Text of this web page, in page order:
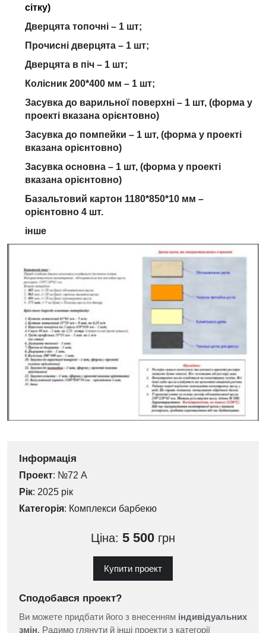
сітку)
Дверцята топочні – 1 шт;
Прочисні дверцята – 1 шт;
Дверцята в піч – 1 шт;
Колісник 200*400 мм – 1 шт;
Засувка до варильної поверхні – 1 шт, (форма у
проекті вказана орієнтовно)
Засувка до помпейки – 1 шт, (форма у проекті
вказана орієнтовно)
Засувка основна – 1 шт, (форма у проекті
вказана орієнтовно)
Базальтовий картон 1180*850*10 мм –
орієнтовно 4 шт.
інше
Інформація
Проект: №72 А
Рік: 2025 рік
Категорія: Комплекси барбекю
Ціна: 5 500 грн
Купити проект
Сподобався проект?
Ви можете придбати його з внесенням індивідуальних
змін. Радимо глянути й інші проекти з категорії